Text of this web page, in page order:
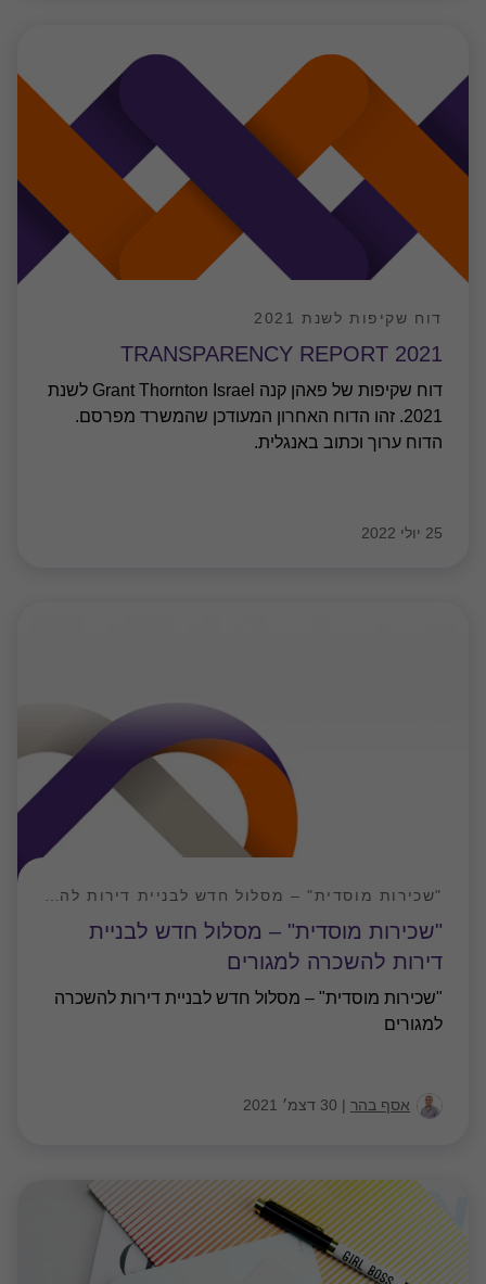
TRANSPARENCY REPORT 2021
דוח שקיפות לשנת 2021
דוח שקיפות של פאהן קנה Grant Thornton Israel לשנת
2021. זהו הדוח האחרון המעודכן שהמשרד מפרסם.
הדוח ערוך וכתוב באנגלית.
25 יולי 2022
"שכירות מוסדית" – מסלול חדש לבניית
דירות להשכרה למגורים
"שכירות מוסדית" – מסלול חדש לבניית דירות להשכרה
למגורים
אסף בהר | 30 דצמ׳ 2021